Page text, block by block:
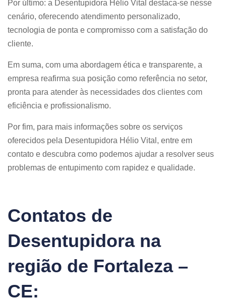
Por último: a Desentupidora Hélio Vital destaca-se nesse
cenário, oferecendo atendimento personalizado,
tecnologia de ponta e compromisso com a satisfação do
cliente.
Em suma, com uma abordagem ética e transparente, a
empresa reafirma sua posição como referência no setor,
pronta para atender às necessidades dos clientes com
eficiência e profissionalismo.​
Por fim, para mais informações sobre os serviços
oferecidos pela Desentupidora Hélio Vital, entre em
contato e descubra como podemos ajudar a resolver seus
problemas de entupimento com rapidez e qualidade.
Contatos de
Desentupidora na
região de Fortaleza –
CE: